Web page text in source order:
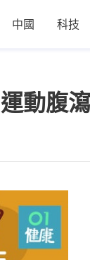
中國 科技
動腹